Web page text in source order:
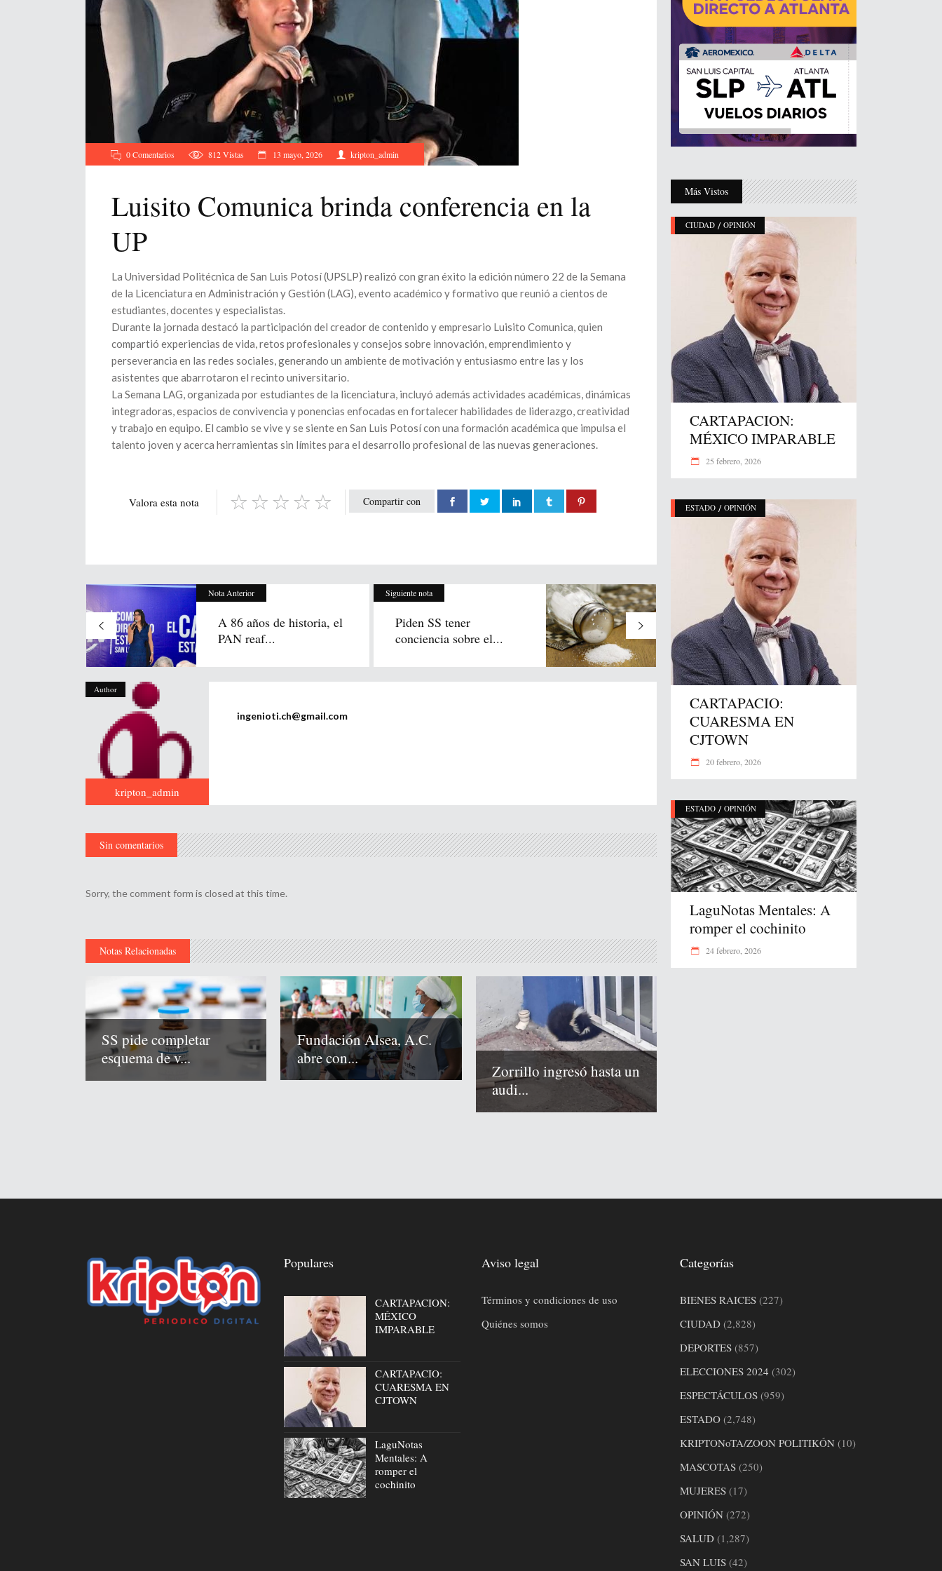
0 Comentarios 812Vistas 13 mayo, 2026 kripton_admin
Luisito Comunica brinda conferencia en la
UP
La Universidad Politécnica de San Luis Potosí (UPSLP) realizó con gran éxito la edición número 22 de la Semana
de la Licenciatura en Administración y Gestión (LAG), evento académico y formativo que reunió a cientos de
estudiantes, docentes y especialistas.
Durante la jornada destacó la participación del creador de contenido y empresario Luisito Comunica, quien
compartió experiencias de vida, retos profesionales y consejos sobre innovación, emprendimiento y
perseverancia en las redes sociales, generando un ambiente de motivación y entusiasmo entre las y los
asistentes que abarrotaron el recinto universitario.
La Semana LAG, organizada por estudiantes de la licenciatura, incluyó además actividades académicas, dinámicas
integradoras, espacios de convivencia y ponencias enfocadas en fortalecer habilidades de liderazgo, creatividad
y trabajo en equipo. El cambio se vive y se siente en San Luis Potosí con una formación académica que impulsa el
talento joven y acerca herramientas sin límites para el desarrollo profesional de las nuevas generaciones.
Compartir con
Valora esta nota
Nota Anterior
A 86 años de historia, el
PAN reaf...
Siguiente nota
Piden SS tener
conciencia sobre el...
Author
kripton_admin
ingenioti.ch@gmail.com
Sin comentarios
Sorry, the comment form is closed at this time.
Notas Relacionadas
SS pide completar
esquema de v...
Fundación Alsea, A.C.
abre con...
Zorrillo ingresó hasta un
audi...
Más Vistos
CIUDAD / OPINIÓN
CARTAPACION:
MÉXICO IMPARABLE
25 febrero, 2026
ESTADO / OPINIÓN
CARTAPACIO:
CUARESMA EN
CJTOWN
20 febrero, 2026
ESTADO / OPINIÓN
LaguNotas Mentales: A
romper el cochinito
24 febrero, 2026
Populares
CARTAPACION:
MÉXICO
IMPARABLE
CARTAPACIO:
CUARESMA EN
CJTOWN
LaguNotas
Mentales: A
romper el
cochinito
Aviso legal
Términos y condiciones de uso
Quiénes somos
Categorías
BIENES RAICES(227)
CIUDAD(2,828)
DEPORTES(857)
ELECCIONES 2024 (302)
ESPECTÁCULOS(959)
ESTADO(2,748)
KRIPTONoTA/ZOON POLITIKÓN(10)
MASCOTAS(250)
MUJERES(17)
OPINIÓN(272)
SALUD(1,287)
SAN LUIS(42)